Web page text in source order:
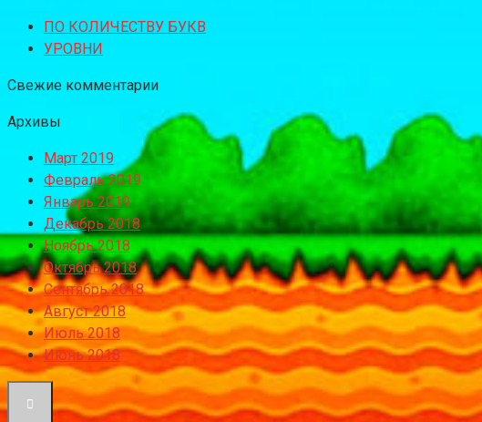
ПО КОЛИЧЕСТВУ БУКВ
УРОВНИ
Свежие комментарии
Архивы
Март 2019
Февраль 2019
Январь 2019
Декабрь 2018
Ноябрь 2018
Октябрь 2018
Сентябрь 2018
Август 2018
Июль 2018
Июнь 2018